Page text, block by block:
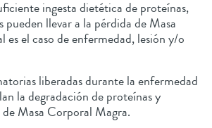
ingesta dietética de proteínas,
pueden llevar a la pérdida de Masa
el caso de enfermedad, lesión y/o
liberadas durante la enfermedad
la degradación de proteínas y
Masa Corporal Magra.